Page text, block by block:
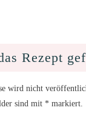
Rezept
wird nicht
sind mit * markiert.